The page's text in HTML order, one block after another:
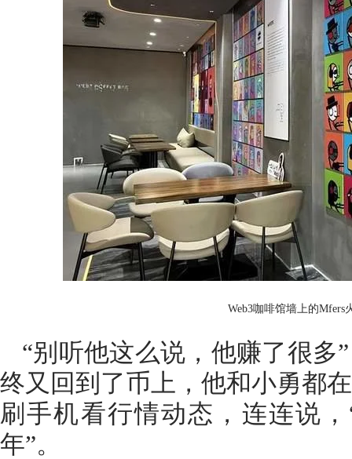
Web3咖啡馆墙上的Mfers
“别听他这么说，他赚了很多
终又回到了币上，他和小勇都
刷手机看行情动态，连连说
年”。